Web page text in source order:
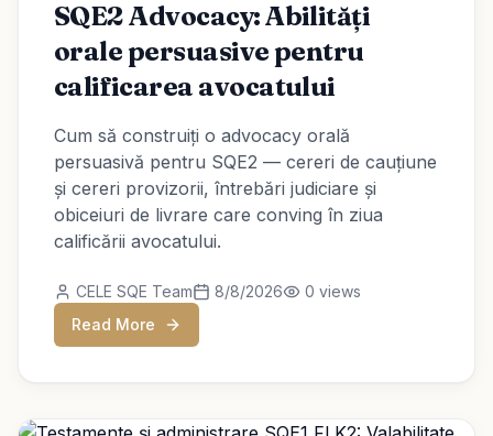
SQE2 Advocacy: Abilități
orale persuasive pentru
calificarea avocatului
Cum să construiți o advocacy orală
persuasivă pentru SQE2 — cereri de cauțiune
și cereri provizorii, întrebări judiciare și
obiceiuri de livrare care conving în ziua
calificării avocatului.
CELE SQE Team 8/8/2026 0 views
Read More